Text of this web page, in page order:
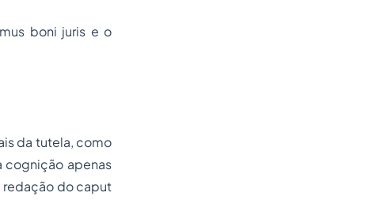
boni juris e o
da tutela, como
cognição apenas
redação docaput